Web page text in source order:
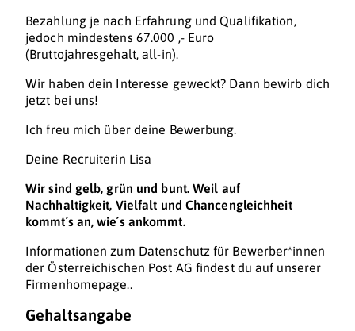
Bezahlung je nach Erfahrung und Qualifikation,
jedoch mindestens 67.000 ,- Euro
(Bruttojahresgehalt, all-in).
Wir haben dein Interesse geweckt? Dann bewirb dich
jetzt bei uns!
Ich freu mich über deine Bewerbung.
Deine Recruiterin Lisa
Wir sind gelb, grün und bunt. Weil auf
Nachhaltigkeit, Vielfalt und Chancengleichheit
kommt´s an, wie´s ankommt.
Informationen zum Datenschutz für Bewerber*innen
der Österreichischen Post AG findest du auf unserer
Firmenhomepage..
Gehaltsangabe